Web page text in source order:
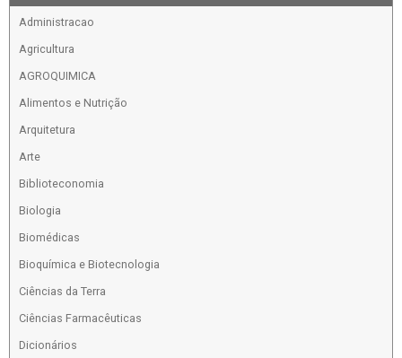
Administracao
Agricultura
AGROQUIMICA
Alimentos e Nutrição
Arquitetura
Arte
Biblioteconomia
Biologia
Biomédicas
Bioquímica e Biotecnologia
Ciências da Terra
Ciências Farmacêuticas
Dicionários